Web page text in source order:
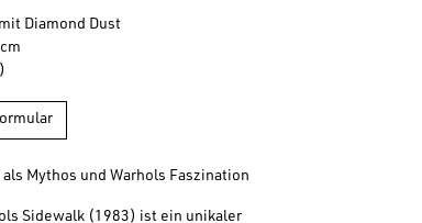
Diamond Dust
Mythos und Warhols Faszination
Sidewalk (1983) ist ein unikaler